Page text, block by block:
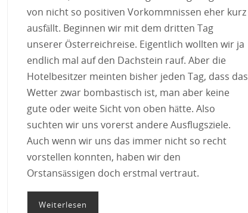
von nicht so positiven Vorkommnissen eher kurz
ausfällt. Beginnen wir mit dem dritten Tag
unserer Österreichreise. Eigentlich wollten wir ja
endlich mal auf den Dachstein rauf. Aber die
Hotelbesitzer meinten bisher jeden Tag, dass das
Wetter zwar bombastisch ist, man aber keine
gute oder weite Sicht von oben hätte. Also
suchten wir uns vorerst andere Ausflugsziele.
Auch wenn wir uns das immer nicht so recht
vorstellen konnten, haben wir den
Orstansässigen doch erstmal vertraut.
Weiterlesen